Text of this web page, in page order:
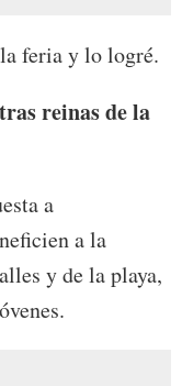
feria y lo logré.
reinas de la
a
a la
y de la playa,